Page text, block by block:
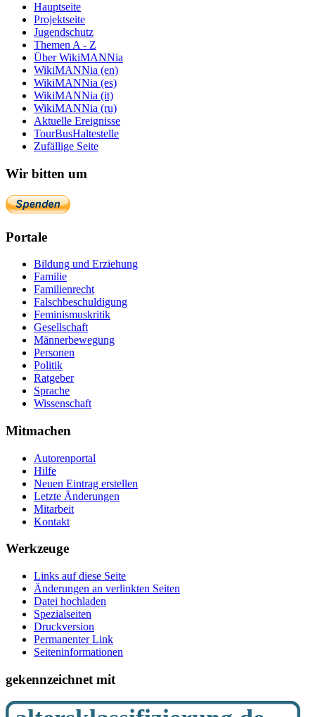
Hauptseite
Projektseite
Jugendschutz
Themen A - Z
Über WikiMANNia
WikiMANNia (en)
WikiMANNia (es)
WikiMANNia (it)
WikiMANNia (ru)
Aktuelle Ereignisse
TourBusHaltestelle
Zufällige Seite
Wir bitten um
Portale
Bildung und Erziehung
Familie
Familienrecht
Falschbeschuldigung
Feminismuskritik
Gesellschaft
Männerbewegung
Personen
Politik
Ratgeber
Sprache
Wissenschaft
Mitmachen
Autorenportal
Hilfe
Neuen Eintrag erstellen
Letzte Änderungen
Mitarbeit
Kontakt
Werkzeuge
Links auf diese Seite
Änderungen an verlinkten Seiten
Datei hochladen
Spezialseiten
Druckversion
Permanenter Link
Seiten­­informationen
gekennzeichnet mit